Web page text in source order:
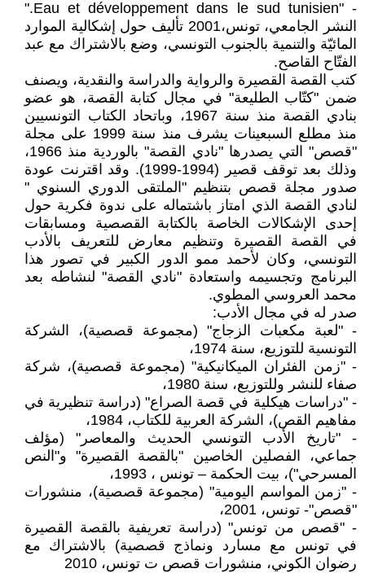
- "Eau et développement dans le sud tunisien."
النشر الجامعي، تونس،2001 تأليف حول إشكالية الموارد
المائيّة والتنمية بالجنوب التونسي، وضع بالاشتراك مع عبد
الفتّاح القاصح.
كتب القصة القصيرة والرواية والدراسة والنقدية، ويصنف
ضمن "كتّاب الطليعة" في مجال كتابة القصة، هو عضو
بنادي القصة منذ سنة 1967، وباتحاد الكتاب التونسيين
منذ مطلع السبعينات يشرف منذ سنة 1999 على مجلة
"قصص" التي يصدرها "نادي القصة" بالوردية منذ 1966،
وذلك بعد توقف قصير (1994-1999). وقد اقترنت عودة
صدور مجلة قصص بتنظيم "الملتقى الدوري السنوي "
لنادي القصة الذي امتاز باشتماله على ندوة فكرية حول
إحدى الإشكالات الخاصة بالكتابة القصصية ومسابقات
في القصة القصيرة وتنظيم معارض للتعريف بالأدب
التونسي، وكان لأحمد ممو الدور الكبير في تصور هذا
البرنامج وتجسيمه واستعادة "نادي القصة" لنشاطه بعد
محمد العروسي المطوي.
صدر له في مجال الأدب:
- "لعبة مكعبات الزجاج" (مجموعة قصصية)، الشركة
التونسية للتوزيع، سنة 1974،
- "زمن الفئران الميكانيكية" (مجموعة قصصية)، شركة
صفاء للنشر وللتوزيع، سنة 1980،
- "دراسات هيكلية في قصة الصراع" (دراسة تنظيرية في
مفاهيم القص)، الشركة العربية للكتاب، 1984،
- "تاريخ الأدب التونسي الحديث والمعاصر" (مؤلف
جماعي، الفصلين الخاصين "بالقصة القصيرة" و"النص
المسرحي")، بيت الحكمة – تونس ، 1993،
- "زمن المواسم اليومية" (مجموعة قصصية)، منشورات
"قصص"- تونس، 2001،
- "قصص من تونس" (دراسة تعريفية بالقصة القصيرة
في تونس مع مسارد ونماذج قصصية) بالاشتراك مع
رضوان الكوني، منشورات قصص ت تونس، 2010